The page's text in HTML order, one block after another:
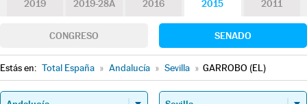
2019 2019-28A 2016 2015 2011
CONGRESO SENADO
Estás en: Total España » Andalucía » Sevilla » GARROBO (EL)